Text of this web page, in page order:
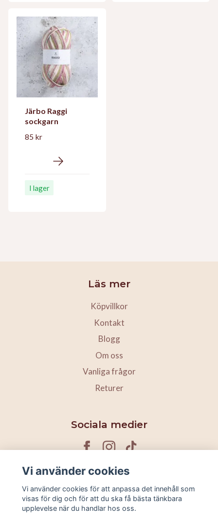
Järbo Raggi
sockgarn
85 kr
I lager
Läs mer
Köpvillkor
Kontakt
Blogg
Om oss
Vanliga frågor
Returer
Sociala medier
Ta del av våra kampanjer & nyheter
Vi använder cookies
Vi använder cookies för att anpassa det innehåll som
visas för dig och för att du ska få bästa tänkbara
upplevelse när du handlar hos oss.